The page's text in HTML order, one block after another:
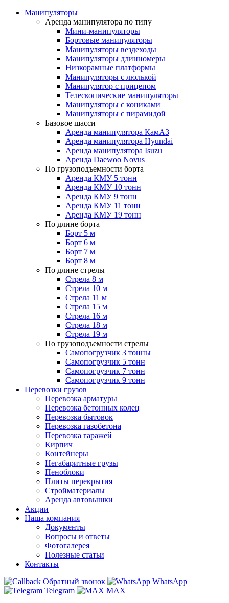
Манипуляторы
Аренда манипулятора по типу
Мини-манипуляторы
Бортовые манипуляторы
Манипуляторы вездеходы
Манипуляторы длинномеры
Низкорамные платформы
Манипуляторы с люлькой
Манипулятор с прицепом
Телескопические манипуляторы
Манипуляторы с кониками
Манипуляторы с пирамидой
Базовое шасси
Аренда манипулятора КамАЗ
Аренда манипулятора Hyundai
Аренда манипулятора Isuzu
Аренда Daewoo Novus
По грузоподъемности борта
Аренда КМУ 5 тонн
Аренда КМУ 10 тонн
Аренда КМУ 9 тонн
Аренда КМУ 11 тонн
Аренда КМУ 19 тонн
По длине борта
Борт 5 м
Борт 6 м
Борт 7 м
Борт 8 м
По длине стрелы
Стрела 8 м
Стрела 10 м
Стрела 11 м
Стрела 15 м
Стрела 16 м
Стрела 18 м
Стрела 19 м
По грузоподъемности стрелы
Самопогрузчик 3 тонны
Самопогрузчик 5 тонн
Самопогрузчик 7 тонн
Самопогрузчик 9 тонн
Перевозки грузов
Перевозка арматуры
Перевозка бетонных колец
Перевозка бытовок
Перевозка газобетона
Перевозка гаражей
Кирпич
Контейнеры
Негабаритные грузы
Пеноблоки
Плиты перекрытия
Стройматериалы
Аренда автовышки
Акции
Наша компания
Документы
Вопросы и ответы
Фотогалерея
Полезные статьи
Контакты
Обратный звонок
WhatsApp
Telegram
MAX